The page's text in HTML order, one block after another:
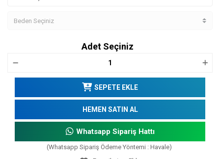
Adet Seçiniz
SEPETE EKLE
HEMEN SATIN AL
Whatsapp Sipariş Hattı
(Whatsapp Sipariş Ödeme Yöntemi : Havale)